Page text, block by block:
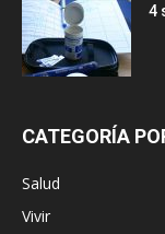
4
CATEGORÍA
Salud
Vivir